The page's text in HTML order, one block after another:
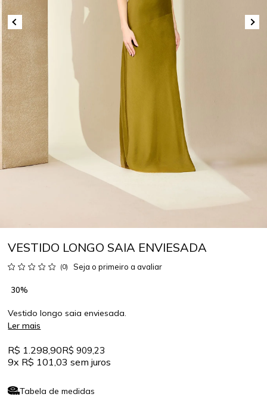
VESTIDO LONGO SAIA ENVIESADA
(0) Seja o primeiro a avaliar
30%
Vestido longo saia enviesada.
Ler mais
R$ 1.298,90R$ 909,23
9x R$ 101,03sem juros
Tabela de medidas